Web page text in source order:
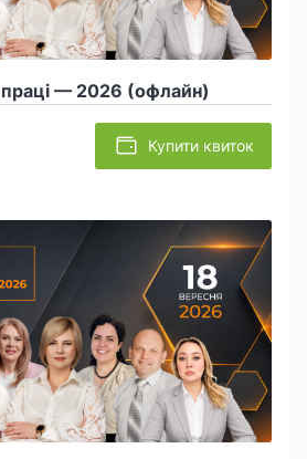
праці — 2026 (офлайн)
Купити квиток